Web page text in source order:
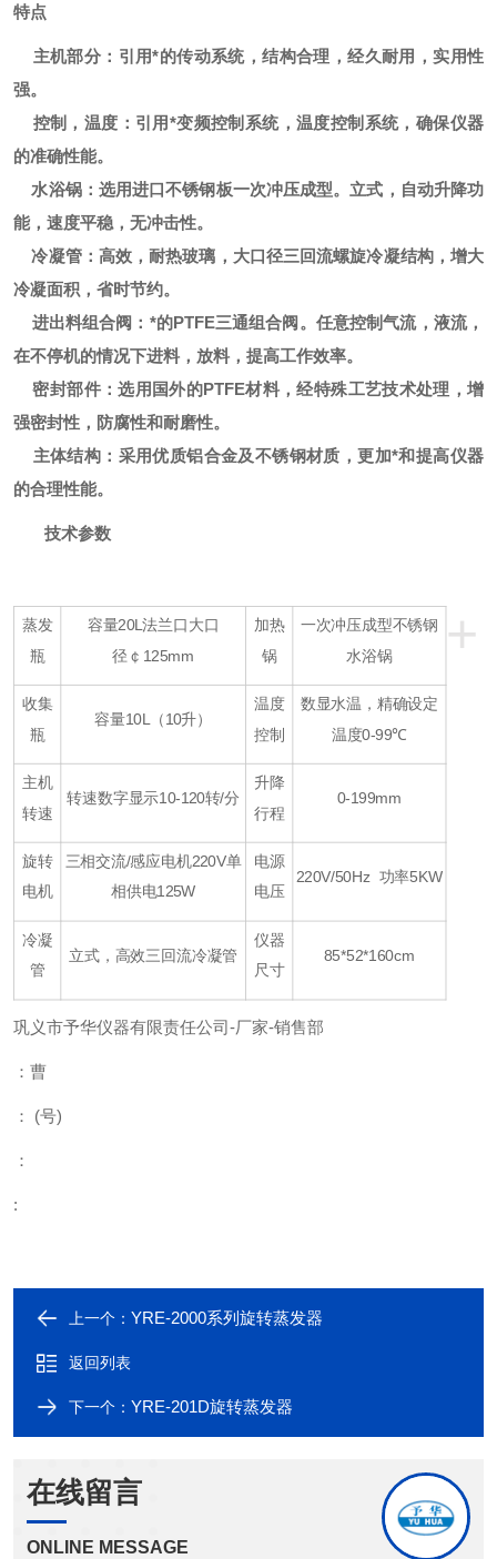
特点
主机部分：引用*的传动系统，结构合理，经久耐用，实用性
强。
控制，温度：引用*变频控制系统，温度控制系统，确保仪器
的准确性能。
水浴锅：选用进口不锈钢板一次冲压成型。立式，自动升降功
能，速度平稳，无冲击性。
冷凝管：高效，耐热玻璃，大口径三回流螺旋冷凝结构，增大
冷凝面积，省时节约。
进出料组合阀：*的PTFE三通组合阀。任意控制气流，液流，
在不停机的情况下进料，放料，提高工作效率。
密封部件：选用国外的PTFE材料，经特殊工艺技术处理，增
强密封性，防腐性和耐磨性。
主体结构：采用优质铝合金及不锈钢材质，更加*和提高仪器
的合理性能。
技术参数
+
蒸发
瓶
容量20L法兰口大口
径 ￠ 125mm
加热
锅
一次冲压成型不锈钢
水浴锅
收集
瓶
容量10L （10升）
温度
控制
数显水温，精确设定
温度0-99℃
主机
转速
转速数字显示10-120转/分
升降
行程
0-199mm
旋转
电机
三相交流/感应电机220V单
相供电125W
电源
电压
220V/50Hz 功率5KW
冷凝
管
立式，高效三回流冷凝管
仪器
尺寸
85*52*160cm
巩义市予华仪器有限责任公司 -厂家-销售部
：曹
： (号)
：
:
上一个： YRE-2000系列旋转蒸发器
返回列表
下一个： YRE-201D旋转蒸发器
在线留言
ONLINE MESSAGE